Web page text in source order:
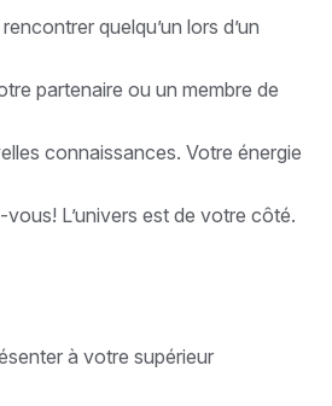
quelqu’un lors d’un
partenaire ou un membre de
connaissances. Votre énergie
L’univers est de votre côté.
à votre supérieur